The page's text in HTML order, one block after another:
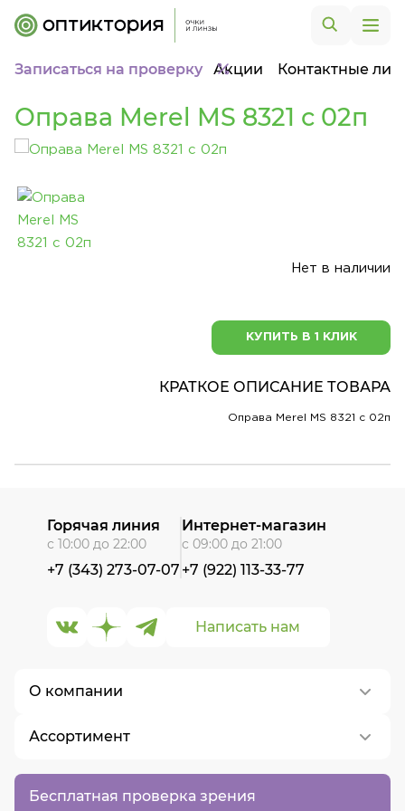
Записаться на проверку Акции Контактные
Оправа Merel MS 8321 с 02п
Нет в наличии
КУПИТЬ В 1 КЛИК
КРАТКОЕ ОПИСАНИЕ ТОВАРА
Оправа Merel MS 8321 с 02п
Бесплатная проверка зрения
О компании
О нас
Контакты
Вакансии
Ассортимент
Написать нам
Горячая линия
с 10:00 до 22:00
+7 (343) 273-07-07
Интернет-магазин
с 09:00 до 21:00
+7 (922) 113-33-77